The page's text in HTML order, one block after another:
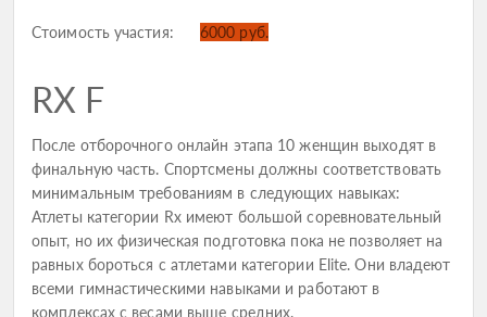
Стоимость участия: 6000 руб.
RX F
После отборочного онлайн этапа 10 женщин выходят в
финальную часть. Спортсмены должны соответствовать
минимальным требованиям в следующих навыках:
Атлеты категории Rx имеют большой соревновательный
опыт, но их физическая подготовка пока не позволяет на
равных бороться с атлетами категории Elite. Они владеют
всеми гимнастическими навыками и работают в
комплексах с весами выше средних.